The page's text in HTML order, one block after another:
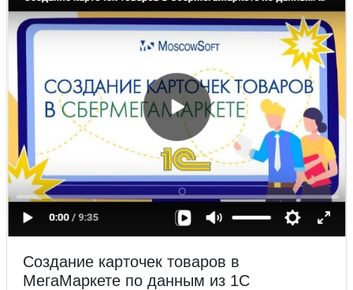
Создание карточек товаров в
МегаМаркете по данным из 1С